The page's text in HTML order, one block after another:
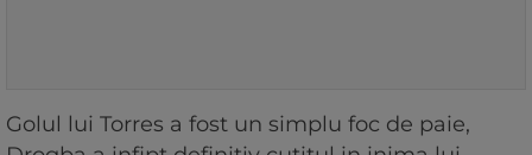
Golul lui Torres a fost un simplu foc de paie,